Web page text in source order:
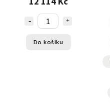
Do košíku